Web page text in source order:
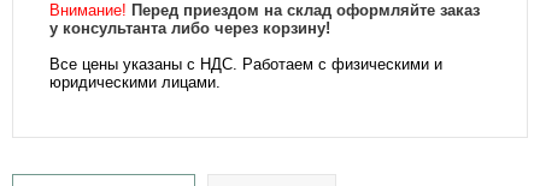
Внимание! Перед приездом на склад оформляйте заказ
у консультанта либо через корзину!
Все цены указаны с НДС. Работаем с физическими и
юридическими лицами.